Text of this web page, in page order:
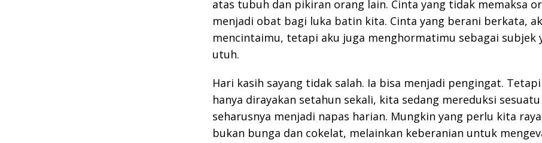
atas tubuh dan pikiran orang lain. Cinta yang tidak memaksa
menjadi obat bagi luka batin kita. Cinta yang berani berkata,
mencintaimu, tetapi aku juga menghormatimu sebagai subjek
utuh.
Hari kasih sayang tidak salah. Ia bisa menjadi pengingat.
hanya dirayakan setahun sekali, kita sedang mereduksi
seharusnya menjadi napas harian. Mungkin yang perlu kita
bukan bunga dan cokelat, melainkan keberanian untuk